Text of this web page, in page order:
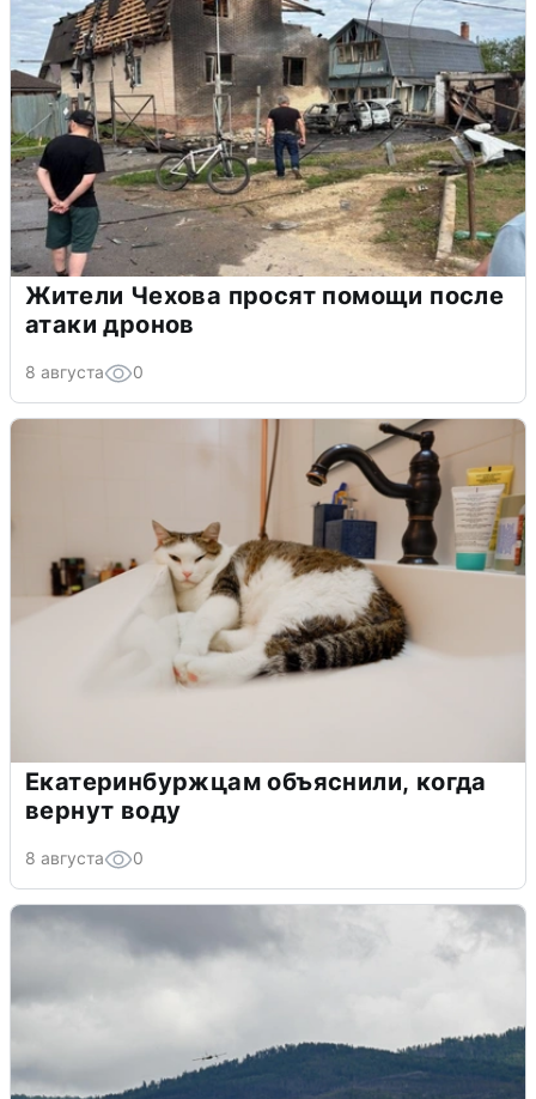
Жители Чехова просят помощи после
атаки дронов
8 августа 0
Екатеринбуржцам объяснили, когда
вернут воду
8 августа 0